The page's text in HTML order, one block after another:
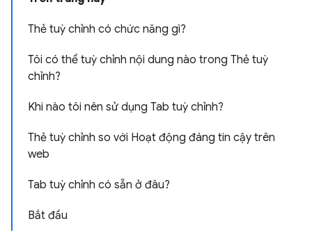
Thẻ tuỳ chỉnh có chức năng gì?
Tôi có thể tuỳ chỉnh nội dung nào trong Thẻ tuỳ
chỉnh?
Khi nào tôi nên sử dụng Tab tuỳ chỉnh?
Thẻ tuỳ chỉnh so với Hoạt động đáng tin cậy trên
web
Tab tuỳ chỉnh có sẵn ở đâu?
Bắt đầu